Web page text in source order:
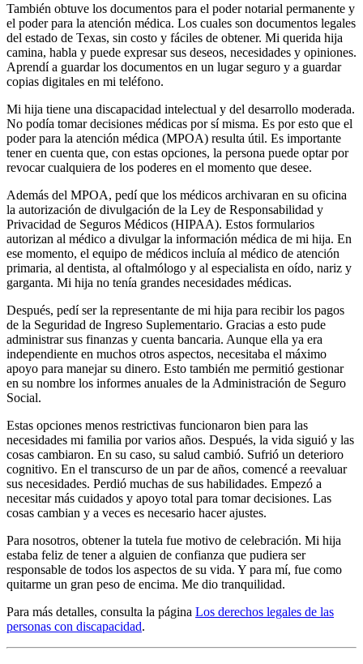
También obtuve los documentos para el poder notarial permanente y
el poder para la atención médica. Los cuales son documentos legales
del estado de Texas, sin costo y fáciles de obtener. Mi querida hija
camina, habla y puede expresar sus deseos, necesidades y opiniones.
Aprendí a guardar los documentos en un lugar seguro y a guardar
copias digitales en mi teléfono.
Mi hija tiene una discapacidad intelectual y del desarrollo moderada.
No podía tomar decisiones médicas por sí misma. Es por esto que el
poder para la atención médica (MPOA) resulta útil. Es importante
tener en cuenta que, con estas opciones, la persona puede optar por
revocar cualquiera de los poderes en el momento que desee.
Además del MPOA, pedí que los médicos archivaran en su oficina
la autorización de divulgación de la Ley de Responsabilidad y
Privacidad de Seguros Médicos (HIPAA). Estos formularios
autorizan al médico a divulgar la información médica de mi hija. En
ese momento, el equipo de médicos incluía al médico de atención
primaria, al dentista, al oftalmólogo y al especialista en oído, nariz y
garganta. Mi hija no tenía grandes necesidades médicas.
Después, pedí ser la representante de mi hija para recibir los pagos
de la Seguridad de Ingreso Suplementario. Gracias a esto pude
administrar sus finanzas y cuenta bancaria. Aunque ella ya era
independiente en muchos otros aspectos, necesitaba el máximo
apoyo para manejar su dinero. Esto también me permitió gestionar
en su nombre los informes anuales de la Administración de Seguro
Social.
Estas opciones menos restrictivas funcionaron bien para las
necesidades mi familia por varios años. Después, la vida siguió y las
cosas cambiaron. En su caso, su salud cambió. Sufrió un deterioro
cognitivo. En el transcurso de un par de años, comencé a reevaluar
sus necesidades. Perdió muchas de sus habilidades. Empezó a
necesitar más cuidados y apoyo total para tomar decisiones. Las
cosas cambian y a veces es necesario hacer ajustes.
Para nosotros, obtener la tutela fue motivo de celebración. Mi hija
estaba feliz de tener a alguien de confianza que pudiera ser
responsable de todos los aspectos de su vida. Y para mí, fue como
quitarme un gran peso de encima. Me dio tranquilidad.
Para más detalles, consulta la página Los derechos legales de las
personas con discapacidad.